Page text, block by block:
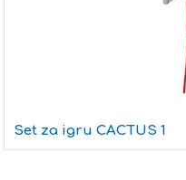
Set za igru CACTUS 1